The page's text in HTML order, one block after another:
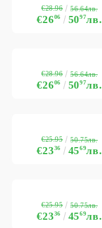
€2606 5097лв.
€28.96 56.64лв.
€2606 5097лв.
€28.96 56.64лв.
€2336 4569лв.
€25.95 50.75лв.
€2336 4569лв.
€25.95 50.75лв.